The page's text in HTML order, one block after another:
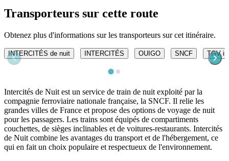
Transporteurs sur cette route
Obtenez plus d'informations sur les transporteurs sur cet itinéraire.
INTERCITÉS de nuit INTERCITÉS OUIGO SNCF TGV
Intercités de Nuit est un service de train de nuit exploité par la
compagnie ferroviaire nationale française, la SNCF. Il relie les
grandes villes de France et propose des options de voyage de nuit
pour les passagers. Les trains sont équipés de compartiments
couchettes, de sièges inclinables et de voitures-restaurants. Intercités
de Nuit combine les avantages du transport et de l'hébergement, ce
qui en fait un choix populaire et respectueux de l'environnement.